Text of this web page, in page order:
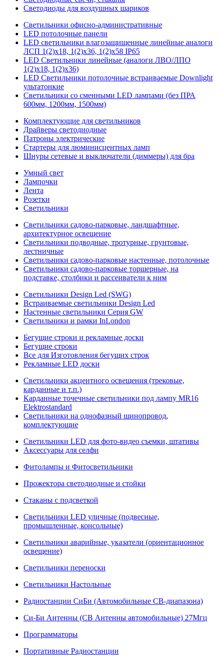
Светодиоды для воздушных шариков
Светильники офисно-административные
LED потолочные панели
LED светильники влагозащищенные линейные аналоги
ЛСП 1(2)х18, 1(2)х36, 1(2)х58 IP65
LED Светильники линейные (аналоги ЛВО/ЛПО
1(2)х18, 1(2)х36)
LED Светильники потолочные встраиваемые Downlight
ультатонкие
Светильники со сменными LED лампами (без ПРА
600мм, 1200мм, 1500мм)
Комплектующие для светильников
Драйверы светодиодные
Патроны электрические
Стартеры для люминисцентных ламп
Шнуры сетевые и выключатели (диммеры) для бра
Умный свет
Лампочки
Лента
Розетки
Светильники
Светильники садово-парковые, ландшафтные,
архитектурное освещение
Светильники подводные, тротурные, грунтовые,
лестничные
Светильники садово-парковые настенные, потолочные
Светильники садово-парковые торшерные, на
подставке, столбики и рассеиватели к ним
Светильники Design Led (SWG)
Встраиваемые светильники Design Led
Настенные светильники Серия GW
Светильники и рамки InLondon
Бегущие строки и рекламные доски
Бегущие строки
Все для Изготовления бегущих строк
Рекламные LED доски
Светильники акцентного освещения (трековые,
карданные и т.п.)
Карданные точечные светильники под лампу MR16
Elektrostandard
Светильники на однофазный шинопровод,
комплектующие
Светильники LED для фото-видео съемки, штативы
Аксессуары для селфи
Фитолампы и Фитосветильники
Прожектора светодиодные и стойки
Стаканы с подсветкой
Светильники LED уличные (подвесные,
промышленные, консольные)
Светильники аварийные, указатели (ориентационное
освещение)
Светильники переноски
Светильники Настольные
Радиостанции СиБи (Автомобильные СВ-диапазона)
Си-Би Антенны (СВ Антенны автомобильные) 27Мгц
Программаторы
Портативные Радиостанции